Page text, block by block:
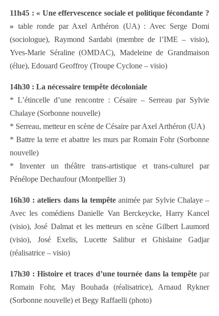
11h45 : « Une effervescence sociale et politique fécondante ?
» table ronde par Axel Arthéron (UA) : Avec Serge Domi
(sociologue), Raymond Sardabi (membre de l’IME – visio),
Yves-Marie Séraline (OMDAC), Madeleine de Grandmaison
(élue), Edouard Geoffroy (Troupe Cyclone – visio)
14h30 : La nécessaire tempête décoloniale
* L’étincelle d’une rencontre : Césaire – Serreau par Sylvie
Chalaye (Sorbonne nouvelle)
* Serreau, metteur en scène de Césaire par Axel Arthéron (UA)
* Battre la terre et abattre les murs par Romain Fohr (Sorbonne
nouvelle)
* Inventer un théâtre trans-artistique et trans-culturel par
Pénélope Dechaufour (Montpellier 3)
16h30 : ateliers dans la tempête animée par Sylvie Chalaye –
Avec les comédiens Danielle Van Berckeycke, Harry Kancel
(visio), José Dalmat et les metteurs en scène Gilbert Laumord
(visio), José Exelis, Lucette Salibur et Ghislaine Gadjar
(réalisatrice – visio)
17h30 : Histoire et traces d’une tournée dans la tempête par
Romain Fohr, May Bouhada (réalisatrice), Arnaud Rykner
(Sorbonne nouvelle) et Begy Raffaelli (photo)